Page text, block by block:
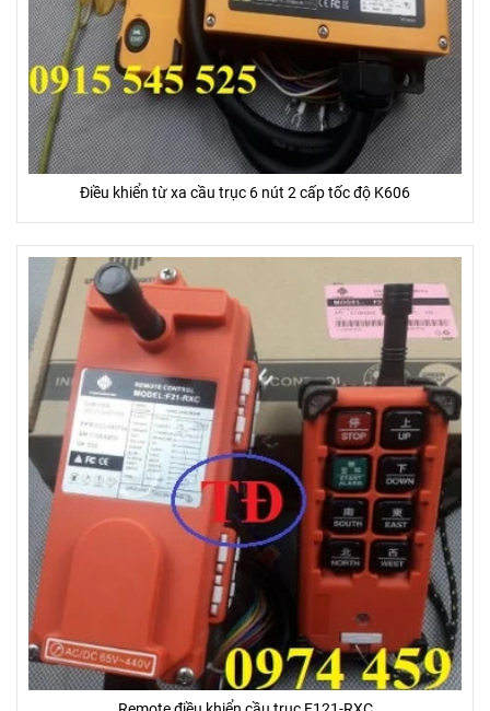
Điều khiển từ xa cầu trục 6 nút 2 cấp tốc độ K606